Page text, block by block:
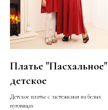
Платье "Пасхальное"
детское
Детское платье с застежками на белых
пуговицах